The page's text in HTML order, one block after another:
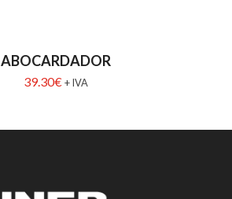
ABOCARDADOR
39.30€ + IVA